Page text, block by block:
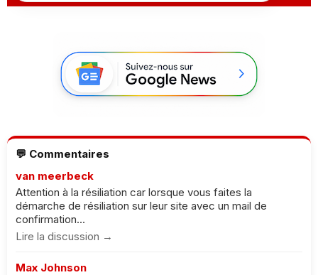
💬 Commentaires
van meerbeck
Attention à la résiliation car lorsque vous faites la
démarche de résiliation sur leur site avec un mail de
confirmation...
Lire la discussion →
Max Johnson